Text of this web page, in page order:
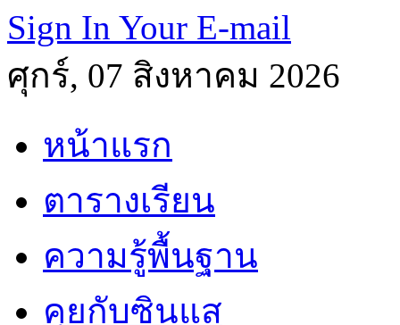
Sign In Your E-mail
ศุกร์, 07 สิงหาคม 2026
หน้าแรก
ตารางเรียน
ความรู้พื้นฐาน
คุยกับซินแส